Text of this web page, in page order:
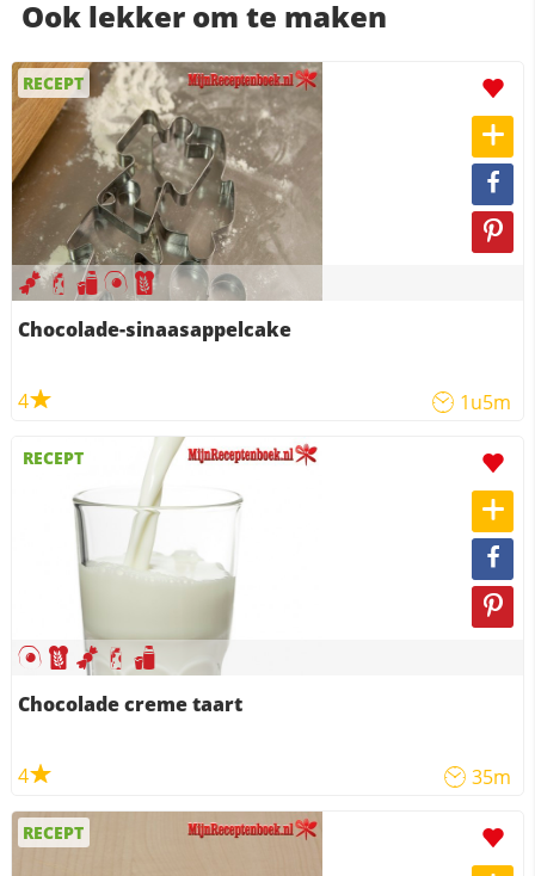
Ook lekker om te maken
RECEPT
Chocolade-sinaasappelcake
4 1u5m
RECEPT
Chocolade creme taart
4 35m
RECEPT